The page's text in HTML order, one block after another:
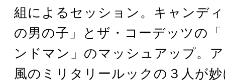
組によるセッション。キャンデ
の男の子」とザ・コーデッツの
ンドマン」のマッシュアップ。
風のミリタリールックの３人が